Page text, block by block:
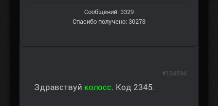
Сообщений: 3329
Спасибо получено: 30278
Здравствуй колосс. Код 2345.
#184594